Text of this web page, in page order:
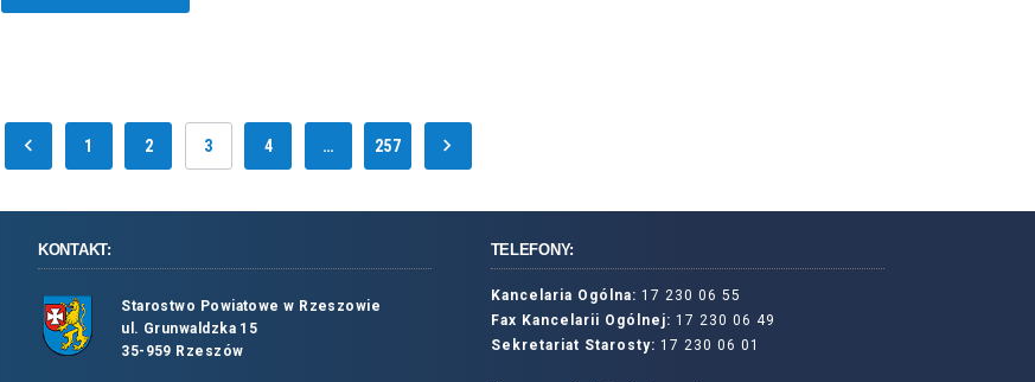
1 2 3 4 … 257
KONTAKT:
Starostwo Powiatowe w Rzeszowie
ul. Grunwaldzka 15
35-959 Rzeszów
TELEFONY:
Kancelaria Ogólna: 17 230 06 55
Fax Kancelarii Ogólnej: 17 230 06 49
Sekretariat Starosty: 17 230 06 01